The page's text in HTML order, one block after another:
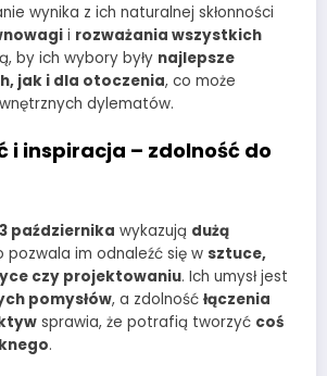
wynika z ich naturalnej skłonności
i rozważania wszystkich
by ich wybory były najlepsze
jak i dla otoczenia, co może
dylematów.
i inspiracja – zdolność do
3 października wykazują dużą
pozwala im odnaleźć się w sztuce,
czy projektowaniu. Ich umysł jest
pomysłów, a zdolność łączenia
sprawia, że potrafią tworzyć coś
.